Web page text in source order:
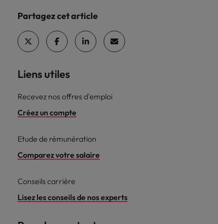
Partagez cet article
Liens utiles
Recevez nos offres d'emploi
Créez un compte
Etude de rémunération
Comparez votre salaire
Conseils carrière
Lisez les conseils de nos experts